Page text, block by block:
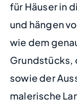
für Häuser in
und hängen
wie dem
Grundstücks,
sowie der
malerische